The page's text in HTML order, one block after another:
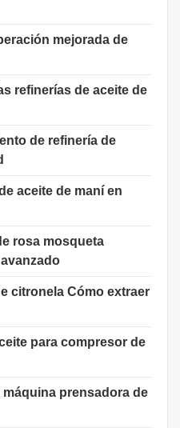
mejorada de
refinerías de aceite de
de refinería de
aceite de maní en
rosa mosqueta
citronela Cómo extraer
para compresor de
prensadora de